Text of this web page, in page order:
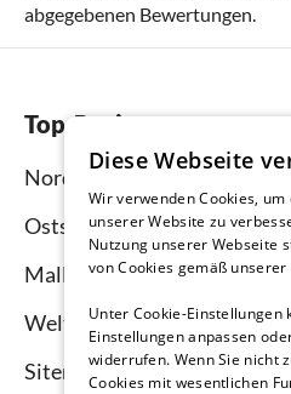
abgegebenen Bewertungen.
Top-Regionen
Nordsee
Ostsee
Mallorca
Weltweit
Sitemap
Diese Webseite
Wir verwenden Cookies,
unserer Website zu
Nutzung unserer Webseite
von Cookies gemäß
Unter Cookie-Einstellungen
Einstellungen anpassen
widerrufen. Wenn Sie nicht
Cookies mit wesentlichen